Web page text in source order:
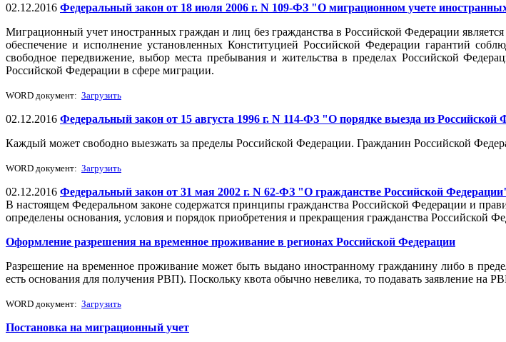
02.12.2016 Федеральный закон от 18 июля 2006 г. N 109-ФЗ "О миграционном учете
Миграционный учет иностранных граждан и лиц без гражданства в Российской Федерации
обеспечение и исполнение установленных Конституцией Российской Федерации гарантий
свободное передвижение, выбор места пребывания и жительства в пределах Российской
Российской Федерации в сфере миграции.
WORD документ: Загрузить
02.12.2016 Федеральный закон от 15 августа 1996 г. N 114-ФЗ "О порядке выезда из
Каждый может свободно выезжать за пределы Российской Федерации. Гражданин Российской
WORD документ: Загрузить
02.12.2016 Федеральный закон от 31 мая 2002 г. N 62-ФЗ "О гражданстве Российской
В настоящем Федеральном законе содержатся принципы гражданства Российской Федерации и
определены основания, условия и порядок приобретения и прекращения гражданства Российской
Оформление разрешения на временное проживание в регионах Российской Федерации
Разрешение на временное проживание может быть выдано иностранному гражданину либо в
есть основания для получения РВП). Поскольку квота обычно невелика, то подавать заявление на
WORD документ: Загрузить
Постановка на миграционный учет